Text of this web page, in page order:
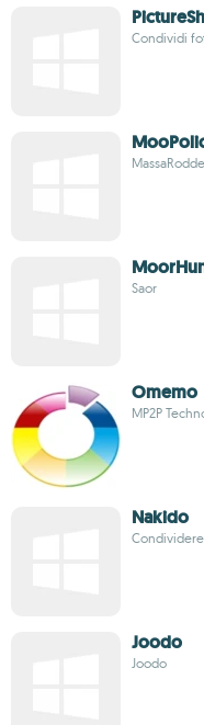
Condividi
Saor
Omemo
MP2P
Nakido
Joodo
Joodo